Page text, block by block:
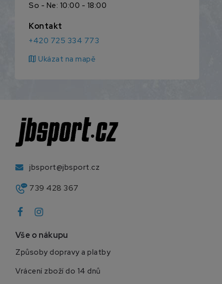
So - Ne: 10:00 - 18:00
Kontakt
+420 725 334 773
map Ukázat na mapě
jbsport@jbsport.cz
739 428 367
Vše o nákupu
Způsoby dopravy a platby
Vrácení zboží do 14 dnů